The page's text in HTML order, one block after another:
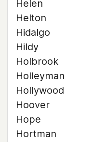
Helen
Helton
Hidalgo
Hildy
Holbrook
Holleyman
Hollywood
Hoover
Hope
Hortman